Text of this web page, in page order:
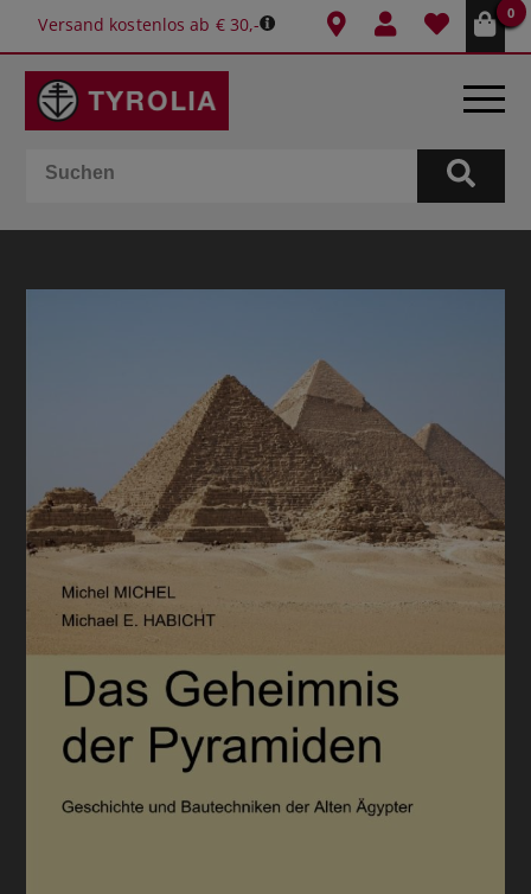
Versand kostenlos ab € 30,-
0
BÜCHER
GESCHENKIDEEN
SCHULE & BÜRO
BUCHTIPPS